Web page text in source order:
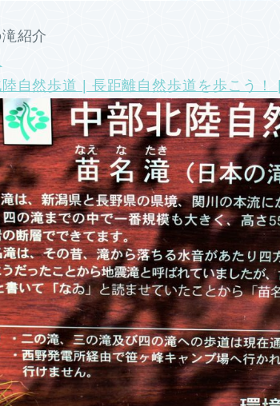
紹介
自然歩道 | 長距離自然歩道を歩こう